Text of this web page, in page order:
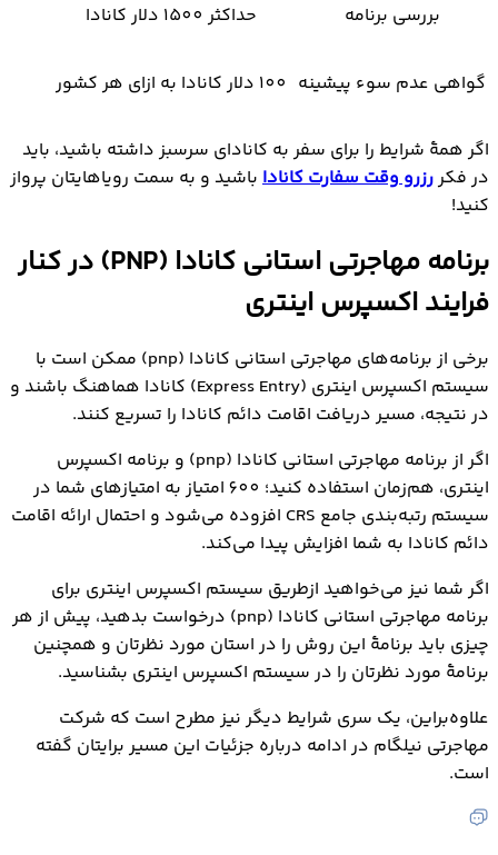
بررسی برنامه حداکثر 1500 دلار کانادا
گواهی عدم سوء پیشینه 100 دلار کانادا به ازای هر کشور
اگر همۀ شرایط را برای سفر به کانادای سرسبز داشته باشید، باید
در فکررزرو وقت سفارت کانادا باشید و به سمت رویاهایتان پرواز
کنید!
برنامه مهاجرتی استانی کانادا (PNP) در کنار
فرایند اکسپرس اینتری
برخی از برنامه‌های مهاجرتی استانی کانادا (pnp) ممکن است با
سیستم اکسپرس اینتری (Express Entry) کانادا هماهنگ باشند و
در نتیجه، مسیر دریافت اقامت دائم کانادا را تسریع کنند.
اگر از برنامه مهاجرتی استانی کانادا (pnp) و برنامه اکسپرس
اینتری، هم‌زمان استفاده کنید؛ 600 امتیاز به امتیازهای شما در
سیستم رتبه‌بندی جامع CRS افزوده می‌شود و احتمال ارائه اقامت
دائم کانادا به شما افزایش پیدا می‌کند.
اگر شما نیز می‌خواهید ازطریق سیستم اکسپرس اینتری برای
برنامه مهاجرتی استانی کانادا (pnp) درخواست بدهید، پیش از هر
چیزی باید برنامۀ این روش را در استان مورد نظرتان و همچنین
برنامۀ مورد نظرتان را در سیستم اکسپرس اینتری بشناسید.
علاوه‌براین، یک سری شرایط دیگر نیز مطرح است که شرکت
مهاجرتی نیلگام در ادامه درباره جزئیات این مسیر برایتان گفته
است.